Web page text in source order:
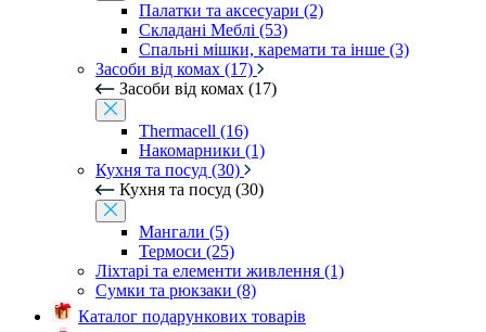
Палатки та аксесуари (2)
Складані Меблі (53)
Спальні мішки, каремати та інше (3)
Засоби від комах (17)
Засоби від комах (17)
Thermacell (16)
Накомарники (1)
Кухня та посуд (30)
Кухня та посуд (30)
Мангали (5)
Термоси (25)
Ліхтарі та елементи живлення (1)
Сумки та рюкзаки (8)
Каталог подарункових товарів